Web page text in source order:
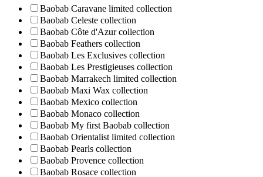
Baobab Caravane limited collection
Baobab Celeste collection
Baobab Côte d'Azur collection
Baobab Feathers collection
Baobab Les Exclusives collection
Baobab Les Prestigieuses collection
Baobab Marrakech limited collection
Baobab Maxi Wax collection
Baobab Mexico collection
Baobab Monaco collection
Baobab My first Baobab collection
Baobab Orientalist limited collection
Baobab Pearls collection
Baobab Provence collection
Baobab Rosace collection